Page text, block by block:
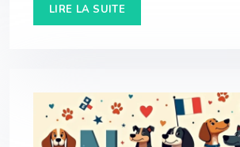
LIRE LA SUITE